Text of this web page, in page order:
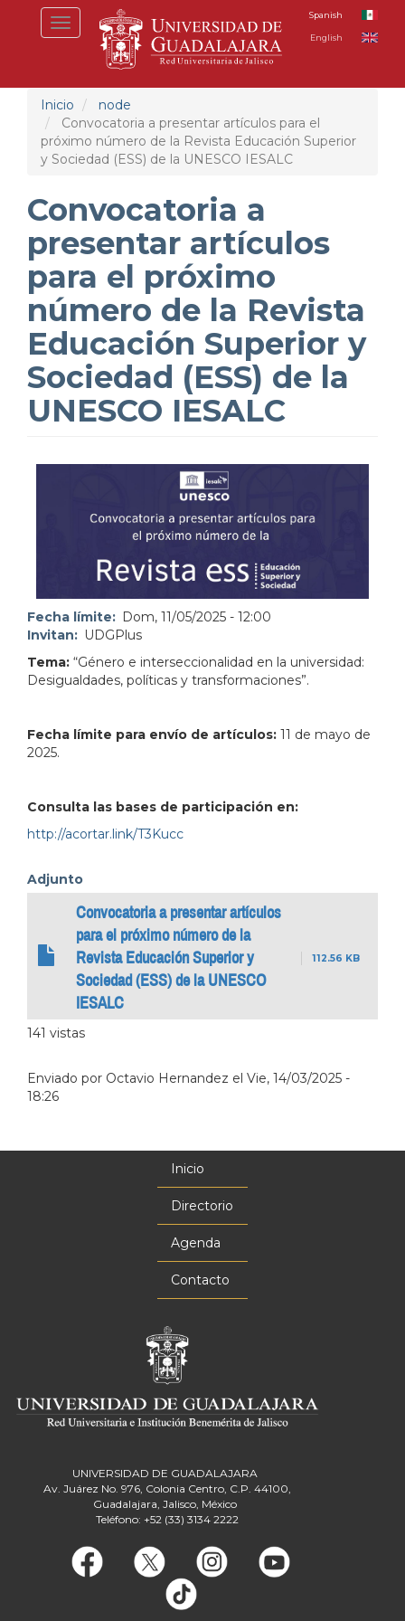
Toggle
navigation
Spanish
English
Inicio
node
Convocatoria a presentar artículos para el
próximo número de la Revista Educación Superior
y Sociedad (ESS) de la UNESCO IESALC
Convocatoria a
presentar artículos
para el próximo
número de la Revista
Educación Superior y
Sociedad (ESS) de la
UNESCO IESALC
Fecha límite
Dom, 11/05/2025 - 12:00
Invitan
UDGPlus
Tema: “Género e interseccionalidad en la universidad:
Desigualdades, políticas y transformaciones”.
Fecha límite para envío de artículos: 11 de mayo de
2025.
Consulta las bases de participación en:
http://acortar.link/T3Kucc
Adjunto
Convocatoria a presentar artículos
para el próximo número de la
Revista Educación Superior y
Sociedad (ESS) de la UNESCO
IESALC
112.56 KB
141 vistas
Enviado por Octavio Hernandez el Vie, 14/03/2025 -
18:26
Inicio
Directorio
Agenda
Contacto
UNIVERSIDAD DE GUADALAJARA
Av. Juárez No. 976, Colonia Centro, C.P. 44100,
Guadalajara, Jalisco, México
Teléfono: +52 (33) 3134 2222